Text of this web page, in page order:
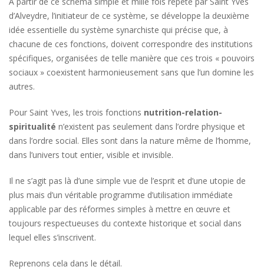
d’Alveydre, l’initiateur de ce système, se développe la deuxième
idée essentielle du système synarchiste qui précise que, à
chacune de ces fonctions, doivent correspondre des institutions
spécifiques, organisées de telle manière que ces trois « pouvoirs
sociaux » coexistent harmonieusement sans que l’un domine les
autres.
Pour Saint Yves, les trois fonctions nutrition-relation-
spiritualité n’existent pas seulement dans l’ordre physique et
dans l’ordre social. Elles sont dans la nature même de l’homme,
dans l’univers tout entier, visible et invisible.
Il ne s’agit pas là d’une simple vue de l’esprit et d’une utopie de
plus mais d’un véritable programme d’utilisation immédiate
applicable par des réformes simples à mettre en œuvre et
toujours respectueuses du contexte historique et social dans
lequel elles s’inscrivent.
Reprenons cela dans le détail.